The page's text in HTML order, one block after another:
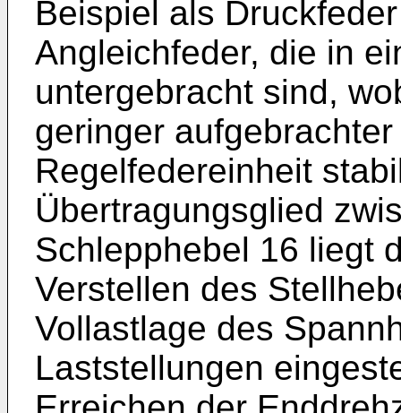
Beispiel als
Angleichfeder, die in
untergebracht sind,
geringer
Regelfedereinheit
Übertragungsglied
Schlepphebel 16 liegt
Verstellen des
Vollastlage des
Laststellungen